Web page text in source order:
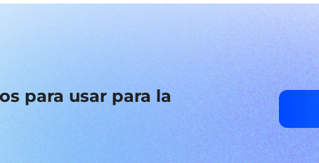
para usar para la